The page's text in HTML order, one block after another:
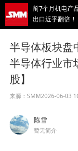
前7个月机电产
出口近乎翻倍！
届）硅业峰会
【直播】海外
掌上有色
半导体板块盘
半导体行业市
股】
来源： SMM2026-06-03
陈雪
暂无简介